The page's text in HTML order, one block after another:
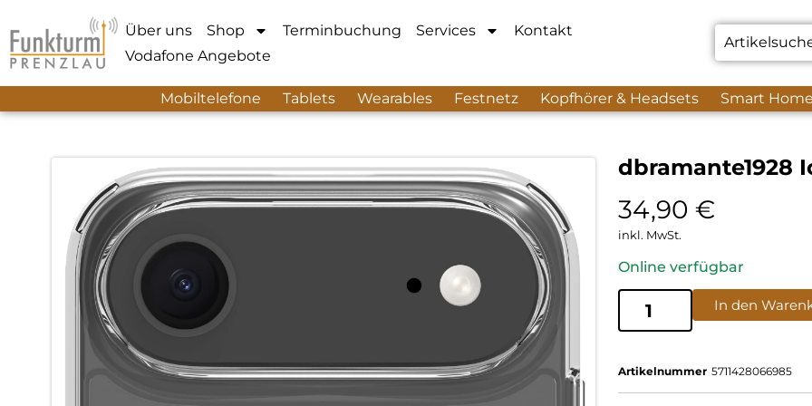
Über uns Shop Terminbuchung Services
Kontakt
Vodafone Angebote
Mobiltelefone Tablets Wearables Festnetz Kopfhörer & Headsets Smart
dbramante1928
34,90 €
inkl. MwSt.
Online verfügbar
In den
Artikelnummer 5711428066985